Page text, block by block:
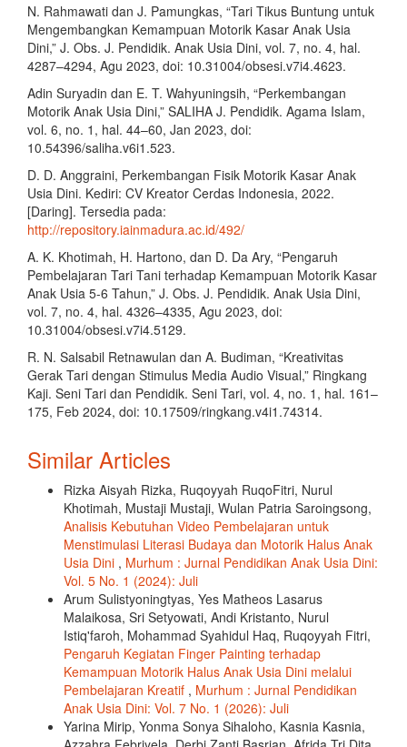
N. Rahmawati dan J. Pamungkas, “Tari Tikus Buntung untuk
Mengembangkan Kemampuan Motorik Kasar Anak Usia
Dini,” J. Obs. J. Pendidik. Anak Usia Dini, vol. 7, no. 4, hal.
4287–4294, Agu 2023, doi: 10.31004/obsesi.v7i4.4623.
Adin Suryadin dan E. T. Wahyuningsih, “Perkembangan
Motorik Anak Usia Dini,” SALIHA J. Pendidik. Agama Islam,
vol. 6, no. 1, hal. 44–60, Jan 2023, doi:
10.54396/saliha.v6i1.523.
D. D. Anggraini, Perkembangan Fisik Motorik Kasar Anak
Usia Dini. Kediri: CV Kreator Cerdas Indonesia, 2022.
[Daring]. Tersedia pada:
http://repository.iainmadura.ac.id/492/
A. K. Khotimah, H. Hartono, dan D. Da Ary, “Pengaruh
Pembelajaran Tari Tani terhadap Kemampuan Motorik Kasar
Anak Usia 5-6 Tahun,” J. Obs. J. Pendidik. Anak Usia Dini,
vol. 7, no. 4, hal. 4326–4335, Agu 2023, doi:
10.31004/obsesi.v7i4.5129.
R. N. Salsabil Retnawulan dan A. Budiman, “Kreativitas
Gerak Tari dengan Stimulus Media Audio Visual,” Ringkang
Kaji. Seni Tari dan Pendidik. Seni Tari, vol. 4, no. 1, hal. 161–
175, Feb 2024, doi: 10.17509/ringkang.v4i1.74314.
Similar Articles
Rizka Aisyah Rizka, Ruqoyyah RuqoFitri, Nurul
Khotimah, Mustaji Mustaji, Wulan Patria Saroingsong,
Analisis Kebutuhan Video Pembelajaran untuk
Menstimulasi Literasi Budaya dan Motorik Halus Anak
Usia Dini , Murhum : Jurnal Pendidikan Anak Usia Dini:
Vol. 5 No. 1 (2024): Juli
Arum Sulistyoningtyas, Yes Matheos Lasarus
Malaikosa, Sri Setyowati, Andi Kristanto, Nurul
Istiq'faroh, Mohammad Syahidul Haq, Ruqoyyah Fitri,
Pengaruh Kegiatan Finger Painting terhadap
Kemampuan Motorik Halus Anak Usia Dini melalui
Pembelajaran Kreatif , Murhum : Jurnal Pendidikan
Anak Usia Dini: Vol. 7 No. 1 (2026): Juli
Yarina Mirip, Yonma Sonya Sihaloho, Kasnia Kasnia,